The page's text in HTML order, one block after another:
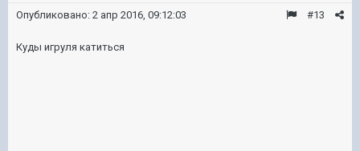
#13
Опубликовано: 2 апр 2016, 09:12:03
Куды игруля катиться